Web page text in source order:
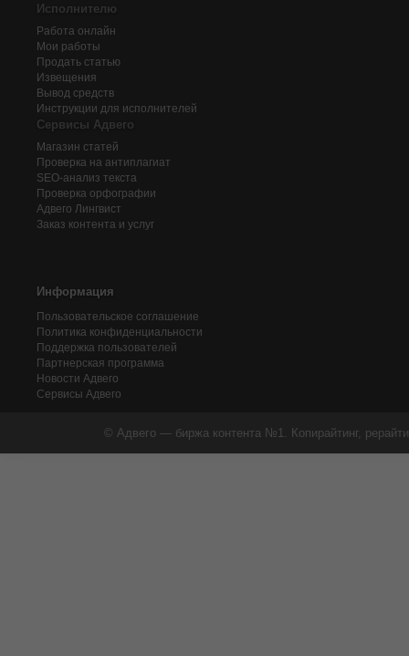
Исполнителю
Работа онлайн
Мои работы
Продать статью
Извещения
Вывод средств
Инструкции для исполнителей
Сервисы Адвего
Магазин статей
Проверка на антиплагиат
SEO-анализ текста
Проверка орфографии
Адвего Лингвист
Заказ контента и услуг
Информация
Пользовательское соглашение
Политика конфиденциальности
Поддержка пользователей
Партнерская программа
Новости Адвего
Сервисы Адвего
© Адвего — биржа контента №1. Копирайтинг,